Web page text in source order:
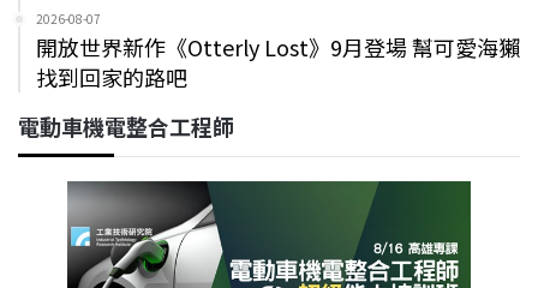
2026-08-07
開放世界新作《Otterly Lost》9月登場 幫可愛海獺
找到回家的路吧
電動車機電整合工程師